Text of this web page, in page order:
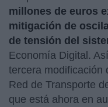
millones de euros
mitigación de
de tensión del
Economía Digital.
tercera modificación
Red de Transporte
que está ahora en